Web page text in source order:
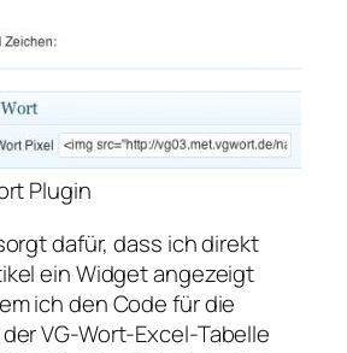
Plugin
dafür, dass ich direkt
ein Widget angezeigt
ich den Code für die
VG-Wort-Excel-Tabelle